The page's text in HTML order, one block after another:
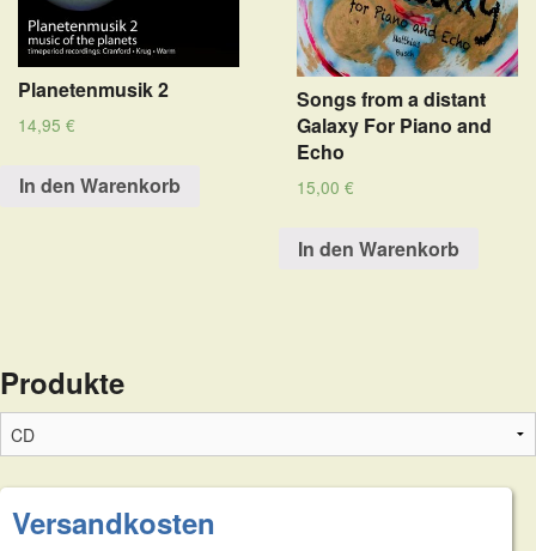
Planetenmusik 2
14,95 €
In den Warenkorb
Songs from a distant
Galaxy For Piano and
Echo
15,00 €
In den Warenkorb
Produkte
Versandkosten